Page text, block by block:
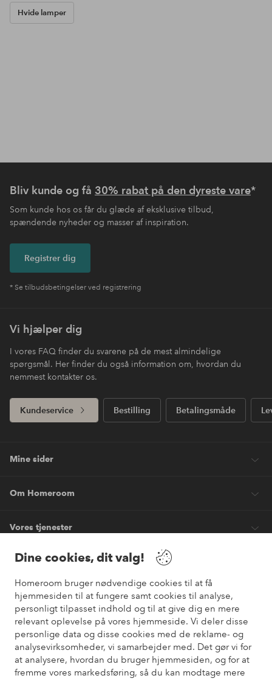
Dine cookies, dit valg!
Homeroom bruger nødvendige cookies til at få
hjemmesiden til at fungere samt cookies til analyse,
personligt tilpasset indhold og til at give dig en mere
relevant oplevelse på vores hjemmeside. Vi deler disse
personlige data og disse cookies med de reklame- og
analysevirksomheder, vi samarbejder med. Det gør vi for
at analysere, hvordan du bruger hjemmesiden, og for at
fremme vores markedsføring, så du kan modtage mere
Hvide lamper
Bliv kunde og få 30% rabat på den dyreste vare*
Som kunde hos os får du glæde af eksklusive tilbud,
spændende nyheder og masser af inspiration.
Registrer dig
* Se tilbudsbetingelser ved registrering
Vi hjælper dig
I vores FAQ finder du svarene på de mest almindelige
spørgsmål. Her finder du også information om, hvordan du
nemmest kontakter os.
Kundeservice Bestilling Betalingsmåde
Mine sider
Om Homeroom
Vores tjenester
Vilkår
Venner
Sikre betalinger
Vil du vide mere om vores betalingsmuligheder ?